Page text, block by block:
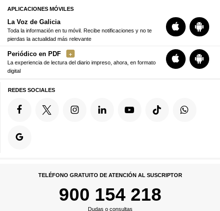
APLICACIONES MÓVILES
La Voz de Galicia
Toda la información en tu móvil. Recibe notificaciones y no te
pierdas la actualidad más relevante
Periódico en PDF
La experiencia de lectura del diario impreso, ahora, en formato
digital
REDES SOCIALES
TELÉFONO GRATUITO DE ATENCIÓN AL SUSCRIPTOR
900 154 218
Dudas o consultas